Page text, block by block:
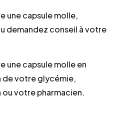
une capsule molle,
demandez conseil à votre
une capsule molle en
de votre glycémie,
votre pharmacien.